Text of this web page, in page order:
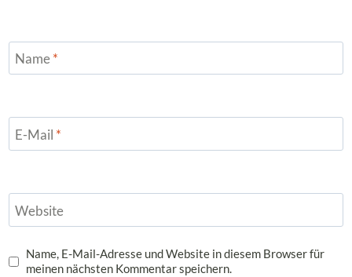
Name*
E-Mail *
Website
Name, E-Mail-Adresse und Website in diesem Browser für
meinen nächsten Kommentar speichern.